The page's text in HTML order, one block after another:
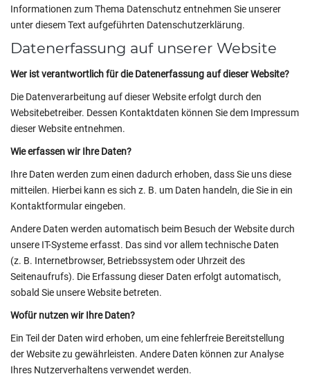
Informationen zum Thema Datenschutz entnehmen Sie unserer
unter diesem Text aufgeführten Datenschutzerklärung.
Datenerfassung auf unserer Website
Wer ist verantwortlich für die Datenerfassung auf dieser Website?
Die Datenverarbeitung auf dieser Website erfolgt durch den
Websitebetreiber. Dessen Kontaktdaten können Sie dem Impressum
dieser Website entnehmen.
Wie erfassen wir Ihre Daten?
Ihre Daten werden zum einen dadurch erhoben, dass Sie uns diese
mitteilen. Hierbei kann es sich z. B. um Daten handeln, die Sie in ein
Kontaktformular eingeben.
Andere Daten werden automatisch beim Besuch der Website durch
unsere IT-Systeme erfasst. Das sind vor allem technische Daten
(z. B. Internetbrowser, Betriebssystem oder Uhrzeit des
Seitenaufrufs). Die Erfassung dieser Daten erfolgt automatisch,
sobald Sie unsere Website betreten.
Wofür nutzen wir Ihre Daten?
Ein Teil der Daten wird erhoben, um eine fehlerfreie Bereitstellung
der Website zu gewährleisten. Andere Daten können zur Analyse
Ihres Nutzerverhaltens verwendet werden.